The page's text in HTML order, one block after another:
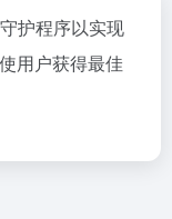
护程序以实现
用户获得最佳